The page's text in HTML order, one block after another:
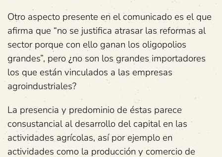
Otro aspecto presente en el comunicado es el que
afirma que “no se justifica atrasar las reformas al
sector porque con ello ganan los oligopolios
grandes”, pero¿no son los grandes importadores
los que están vinculados a las empresas
agroindustriales?
La presencia y predominio de éstas parece
consustancial al desarrollo del capital en las
actividades agrícolas, así por ejemplo en
actividades como la producción y comercio de